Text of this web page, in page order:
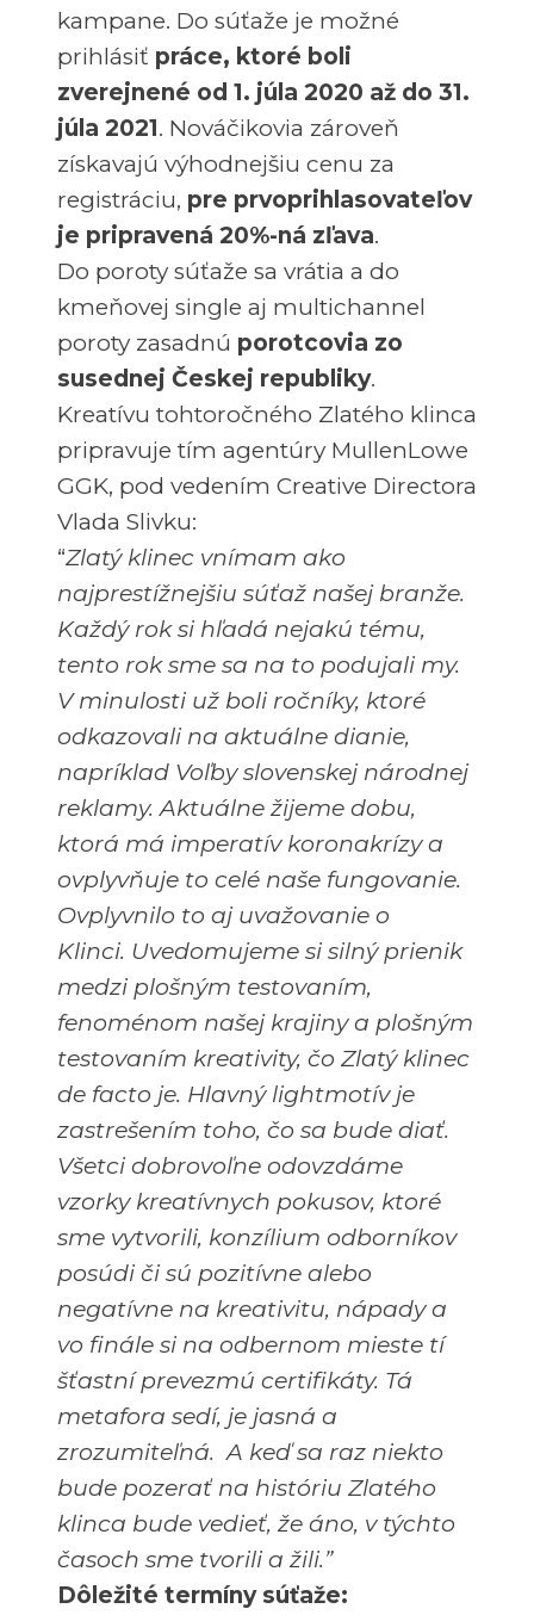
kampane. Do súťaže je možné
prihlásiť práce, ktoré boli
zverejnené od 1. júla 2020 až do 31.
júla 2021. Nováčikovia zároveň
získavajú výhodnejšiu cenu za
registráciu, pre prvoprihlasovateľov
je pripravená 20%-ná zľava.
Do poroty súťaže sa vrátia a do
kmeňovej single aj multichannel
poroty zasadnú porotcovia zo
susednej Českej republiky.
Kreatívu tohtoročného Zlatého klinca
pripravuje tím agentúry MullenLowe
GGK, pod vedením Creative Directora
Vlada Slivku:
“Zlatý klinec vnímam ako
najprestížnejšiu súťaž našej branže.
Každý rok si hľadá nejakú tému,
tento rok sme sa na to podujali my.
V minulosti už boli ročníky, ktoré
odkazovali na aktuálne dianie,
napríklad Voľby slovenskej národnej
reklamy. Aktuálne žijeme dobu,
ktorá má imperatív koronakrízy a
ovplyvňuje to celé naše fungovanie.
Ovplyvnilo to aj uvažovanie o
Klinci. Uvedomujeme si silný prienik
medzi plošným testovaním,
fenoménom našej krajiny a plošným
testovaním kreativity, čo Zlatý klinec
de facto je. Hlavný lightmotív je
zastrešením toho, čo sa bude diať.
Všetci dobrovoľne odovzdáme
vzorky kreatívnych pokusov, ktoré
sme vytvorili, konzílium odborníkov
posúdi či sú pozitívne alebo
negatívne na kreativitu, nápady a
vo finále si na odbernom mieste tí
šťastní prevezmú certifikáty. Tá
metafora sedí, je jasná a
zrozumiteľná. A keď sa raz niekto
bude pozerať na históriu Zlatého
klinca bude vedieť, že áno, v týchto
časoch sme tvorili a žili.”
Dôležité termíny súťaže: